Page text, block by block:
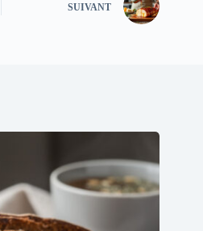
SUIVANT